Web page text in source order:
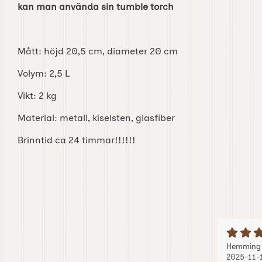
kan man använda sin tumble torch
Mått: höjd 20,5 cm, diameter 20 cm
Volym: 2,5 L
Vikt: 2 kg
Material: metall, kiselsten, glasfiber
Brinntid ca 24 timmar!!!!!!
Recension
Hemming
2025-11-